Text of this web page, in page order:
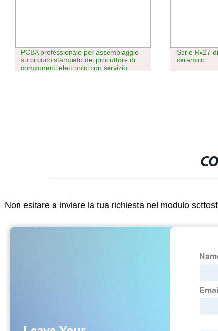
PCBA professionale per assemblaggio
su circuito stampato del produttore di
componenti elettronici con servizio
Serie Rx27
ceramico
Non esitare a inviare la tua richiesta nel modulo